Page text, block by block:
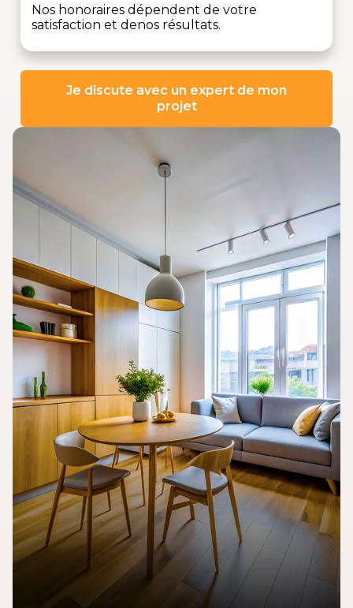
Nos honoraires dépendent de votre
satisfaction et denos résultats.
Je discute avec un expert de mon
projet